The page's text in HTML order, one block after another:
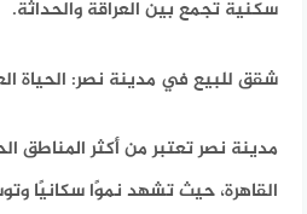
سكنية تجمع بين العراقة والحداثة.
شقق للبيع في مدينة نصر: الحياة
مدينة نصر تعتبر من أكثر المناطق
القاهرة، حيث تشهد نموًا سكانيًا